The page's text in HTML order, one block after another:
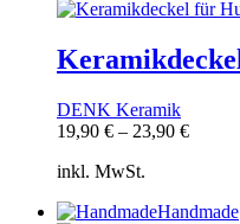
Keramikdeckel
DENK Keramik
19,90 € – 23,90 €
inkl. MwSt.
Handmade